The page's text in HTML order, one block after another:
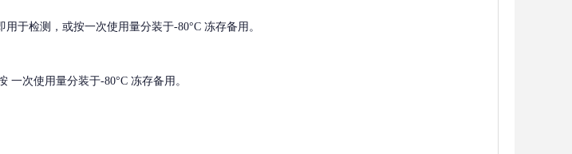
于检测，或按一次使用量分装于-80°C 冻存备用。
一次使用量分装于-80°C 冻存备用。